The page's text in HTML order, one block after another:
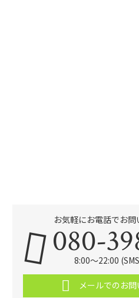
お気軽にお電話でお問
080-
8:00～22:00
メールでのお